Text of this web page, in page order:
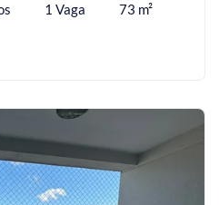
1 Vaga 73 m²